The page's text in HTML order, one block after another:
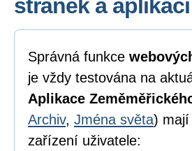
stránek a
Správná funkce
je vždy testována na
Aplikace
Archiv, Jména světa) mají
zařízení uživatele: